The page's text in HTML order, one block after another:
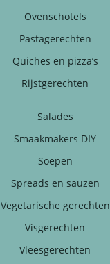
Ovenschotels
Pastagerechten
Quiches en pizza’s
Rijstgerechten
Salades
Smaakmakers DIY
Soepen
Spreads en sauzen
Vegetarische gerechten
Visgerechten
Vleesgerechten